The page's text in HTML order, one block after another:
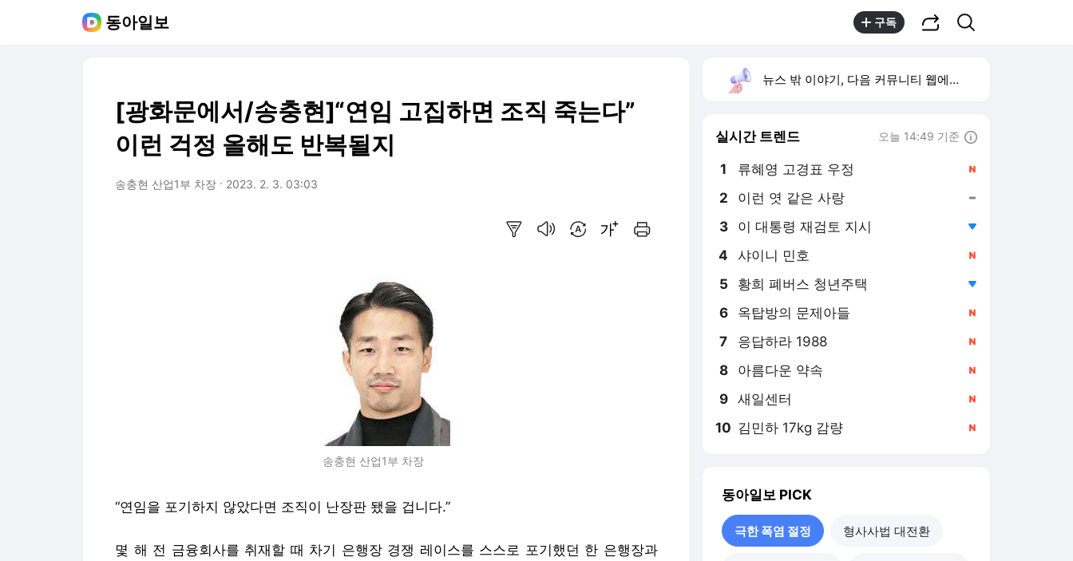
동아일보 구독
[광화문에서/송충현]“연임 고집하면 조직 죽는다”
이런 걱정 올해도 반복될지
송충현 산업1부 차장 2023. 2. 3. 03:03
송충현 산업1부 차장
“연임을 포기하지 않았다면 조직이 난장판 됐을 겁니다.”
몇 해 전 금융회사를 취재할 때 차기 은행장 경쟁 레이스를 스스로 포기했던 한 은행장과
뉴스 밖 이야기, 다음 커뮤니티 웹에서 보기
실시간 트렌드 오늘 14:49 기준
1 류혜영 고경표 우정
2 이런 엿 같은 사랑
3 이 대통령 재검토 지시
4 샤이니 민호
5 황희 폐버스 청년주택
6 옥탑방의 문제아들
7 응답하라 1988
8 아름다운 약속
9 새일센터
10 김민하 17kg 감량
동아일보 PICK
극한 폭염 절정 형사사법 대전환